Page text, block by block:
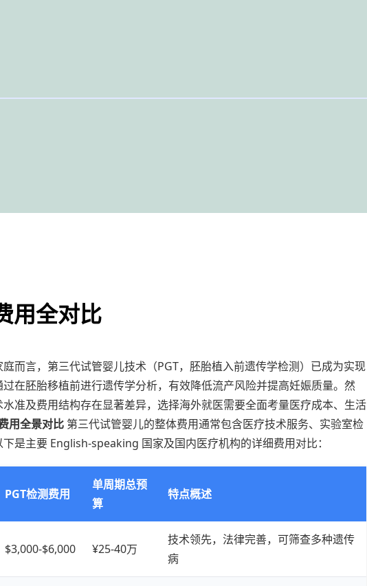
用全对比
而言，第三代试管婴儿技术（PGT，胚胎植入前遗传学检测）已成为实现
在胚胎移植前进行遗传学分析，有效降低流产风险并提高妊娠质量。然
准及费用结构存在显著差异，选择海外就医需要全面考量医疗成本、生活
用全景对比第三代试管婴儿的整体费用通常包含医疗技术服务、实验室检
是主要 English-speaking 国家及国内医疗机构的详细费用对比：
PGT检测费用
单周期总预
算
特点概述
$3,000-$6,000 ¥25-40万
技术领先，法律完善，可筛查多种遗传
病